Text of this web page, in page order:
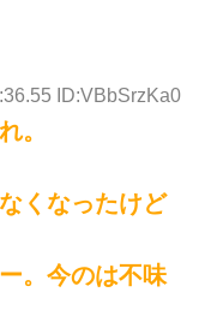
ID:VBbSrzKa0
。
くなったけど
。今のは不味